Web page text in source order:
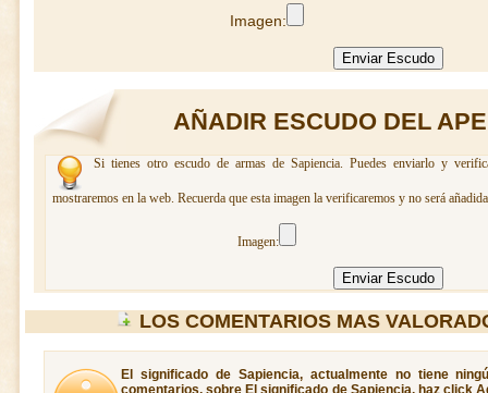
Imagen:
AÑADIR ESCUDO DEL
Si tienes otro escudo de armas de Sapiencia. Puedes enviarlo y
mostraremos en la web. Recuerda que esta imagen la verificaremos y no será
Imagen:
LOS COMENTARIOS MAS
El significado de Sapiencia, actualmente no tiene
comentarios, sobre El significado de Sapiencia, haz click